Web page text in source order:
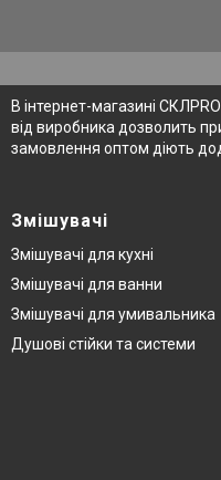
В інтернет-магазині
від виробника дозволить
замовлення оптом діють
Змішувачі
Змішувачі для кухні
Змішувачі для ванни
Змішувачі для умивальника
Душові стійки та системи